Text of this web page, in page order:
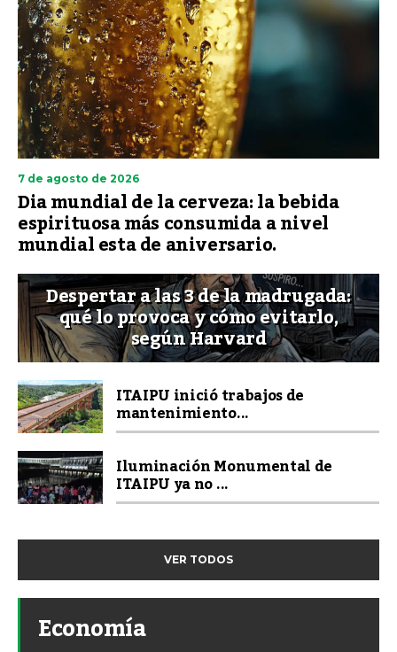
7 de agosto de 2026
Dia mundial de la cerveza: la bebida
espirituosa más consumida a nivel
mundial esta de aniversario.
Despertar a las 3 de la madrugada:
qué lo provoca y cómo evitarlo,
según Harvard
ITAIPU inició trabajos de
mantenimiento...
Iluminación Monumental de
ITAIPU ya no ...
VER TODOS
Economía